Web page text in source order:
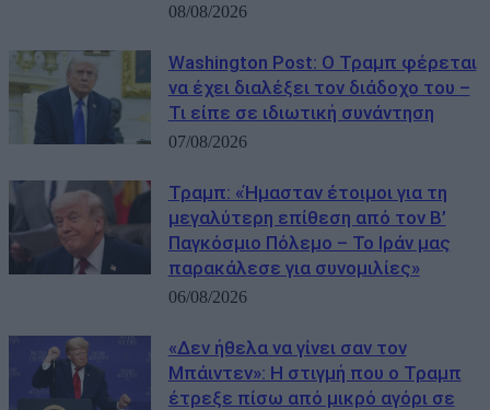
08/08/2026
Washington Post: Ο Τραμπ φέρεται
να έχει διαλέξει τον διάδοχο του –
Τι είπε σε ιδιωτική συνάντηση
07/08/2026
Τραμπ: «Ήμασταν έτοιμοι για τη
μεγαλύτερη επίθεση από τον Β’
Παγκόσμιο Πόλεμο – Το Ιράν μας
παρακάλεσε για συνομιλίες»
06/08/2026
«Δεν ήθελα να γίνει σαν τον
Μπάιντεν»: Η στιγμή που ο Τραμπ
έτρεξε πίσω από μικρό αγόρι σε